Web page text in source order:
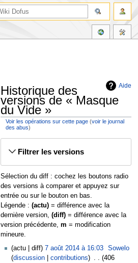
Aide
Historique des
versions de « Masque
du Vide »
Voir les opérations sur cette page (voir le journal
des abus)
Filtrer les versions
Sélection du diff : cochez les boutons radio
des versions à comparer et appuyez sur
entrée ou sur le bouton en bas.
Légende : (actu)= différence avec la
dernière version, (diff)= différence avec la
version précédente, m = modification
mineure.
actu
diff 7 août 2014 à 16:03
Sowelo
discussion
contributions
406